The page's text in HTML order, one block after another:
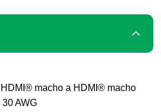
macho a HDMI® macho
AWG